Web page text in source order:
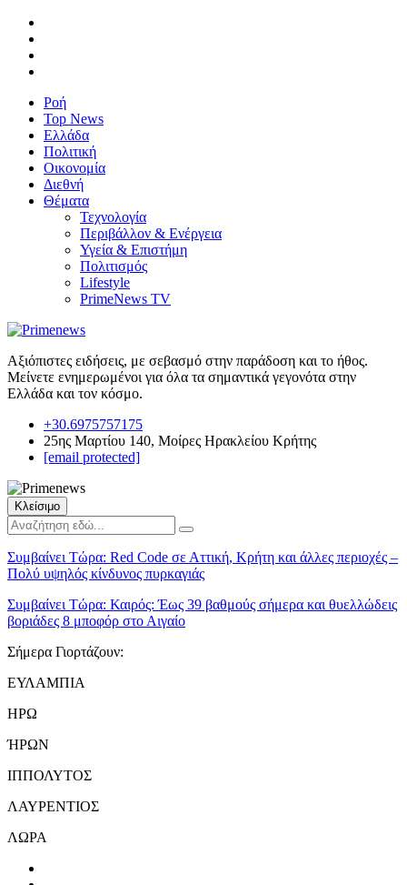
Ροή
Top News
Ελλάδα
Πολιτική
Οικονομία
Διεθνή
Θέματα
Τεχνολογία
Περιβάλλον & Ενέργεια
Υγεία & Επιστήμη
Πολιτισμός
Lifestyle
PrimeNews TV
Αξιόπιστες ειδήσεις, με σεβασμό στην παράδοση και το ήθος.
Μείνετε ενημερωμένοι για όλα τα σημαντικά γεγονότα στην
Ελλάδα και τον κόσμο.
+30.6975757175
25ης Μαρτίου 140, Μοίρες Ηρακλείου Κρήτης
[email protected]
Κλείσιμο
Συμβαίνει Τώρα: Red Code σε Αττική, Κρήτη και άλλες περιοχές –
Πολύ υψηλός κίνδυνος πυρκαγιάς
Συμβαίνει Τώρα: Καιρός: Έως 39 βαθμούς σήμερα και θυελλώδεις
βοριάδες 8 μποφόρ στο Αιγαίο
Σήμερα Γιορτάζουν:
ΕΥΛΑΜΠΙΑ
ΗΡΩ
ΉΡΩΝ
ΙΠΠΟΛΥΤΟΣ
ΛΑΥΡΕΝΤΙΟΣ
ΛΩΡΑ